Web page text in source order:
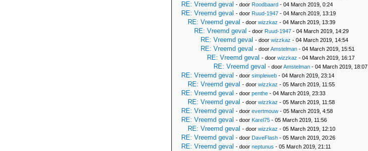
RE: Vreemd geval - door Roodbaard - 04 March 2019, 0:24
RE: Vreemd geval - door Ruud-1947 - 04 March 2019, 13:19
RE: Vreemd geval - door wizzkaz - 04 March 2019, 13:39
RE: Vreemd geval - door Ruud-1947 - 04 March 2019, 14:29
RE: Vreemd geval - door wizzkaz - 04 March 2019, 14:54
RE: Vreemd geval - doorAmstelman - 04 March 2019, 15:51
RE: Vreemd geval - door wizzkaz - 04 March 2019, 16:17
RE: Vreemd geval - doorAmstelman - 04 March 2019, 18:07
RE: Vreemd geval - door simpleweb - 04 March 2019, 23:14
RE: Vreemd geval - door wizzkaz - 05 March 2019, 11:55
RE: Vreemd geval - door penthe - 04 March 2019, 23:33
RE: Vreemd geval - door wizzkaz - 05 March 2019, 11:58
RE: Vreemd geval - door evertmouw - 05 March 2019, 4:58
RE: Vreemd geval - door Karel75 - 05 March 2019, 11:56
RE: Vreemd geval - door wizzkaz - 05 March 2019, 12:10
RE: Vreemd geval - door DaveFlash - 05 March 2019, 20:26
RE: Vreemd geval - door neptunus - 05 March 2019, 21:11